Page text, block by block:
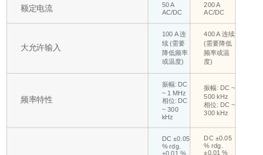
额定电流 50 A
AC/DC
200 A
AC/DC
大允许输入
100 A 连
续 (需要
降低频率
或温度)
400 A 连续
(需要降低
频率或温
度)
频率特性
振幅: DC
~ 1 MHz
相位: DC
~ 300
kHz
振幅: DC ~
500 kHz
相位: DC ~
300 kHz
DC ±0.05
% rdg.
DC ±0.05
% rdg.
±0.01 %